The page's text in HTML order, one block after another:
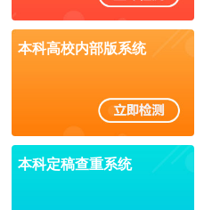
本科高校内部版系统
本科定稿查重系统